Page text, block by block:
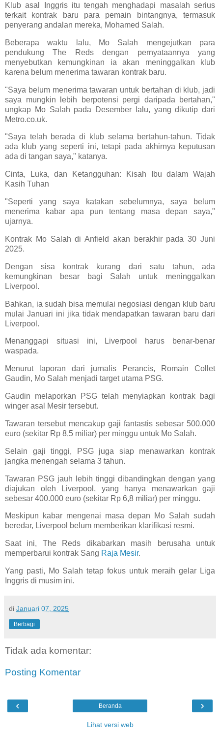
Klub asal Inggris itu tengah menghadapi masalah serius
terkait kontrak baru para pemain bintangnya, termasuk
penyerang andalan mereka, Mohamed Salah.
Beberapa waktu lalu, Mo Salah mengejutkan para
pendukung The Reds dengan pernyataannya yang
menyebutkan kemungkinan ia akan meninggalkan klub
karena belum menerima tawaran kontrak baru.
"Saya belum menerima tawaran untuk bertahan di klub, jadi
saya mungkin lebih berpotensi pergi daripada bertahan,"
ungkap Mo Salah pada Desember lalu, yang dikutip dari
Metro.co.uk.
"Saya telah berada di klub selama bertahun-tahun. Tidak
ada klub yang seperti ini, tetapi pada akhirnya keputusan
ada di tangan saya," katanya.
Cinta, Luka, dan Ketangguhan: Kisah Ibu dalam Wajah
Kasih Tuhan
"Seperti yang saya katakan sebelumnya, saya belum
menerima kabar apa pun tentang masa depan saya,"
ujarnya.
Kontrak Mo Salah di Anfield akan berakhir pada 30 Juni
2025.
Dengan sisa kontrak kurang dari satu tahun, ada
kemungkinan besar bagi Salah untuk meninggalkan
Liverpool.
Bahkan, ia sudah bisa memulai negosiasi dengan klub baru
mulai Januari ini jika tidak mendapatkan tawaran baru dari
Liverpool.
Menanggapi situasi ini, Liverpool harus benar-benar
waspada.
Menurut laporan dari jurnalis Perancis, Romain Collet
Gaudin, Mo Salah menjadi target utama PSG.
Gaudin melaporkan PSG telah menyiapkan kontrak bagi
winger asal Mesir tersebut.
Tawaran tersebut mencakup gaji fantastis sebesar 500.000
euro (sekitar Rp 8,5 miliar) per minggu untuk Mo Salah.
Selain gaji tinggi, PSG juga siap menawarkan kontrak
jangka menengah selama 3 tahun.
Tawaran PSG jauh lebih tinggi dibandingkan dengan yang
diajukan oleh Liverpool, yang hanya menawarkan gaji
sebesar 400.000 euro (sekitar Rp 6,8 miliar) per minggu.
Meskipun kabar mengenai masa depan Mo Salah sudah
beredar, Liverpool belum memberikan klarifikasi resmi.
Saat ini, The Reds dikabarkan masih berusaha untuk
memperbarui kontrak Sang Raja Mesir.
Yang pasti, Mo Salah tetap fokus untuk meraih gelar Liga
Inggris di musim ini.
di Januari 07, 2025
Berbagi
Tidak ada komentar:
Posting Komentar
‹ ›
Beranda
Lihat versi web